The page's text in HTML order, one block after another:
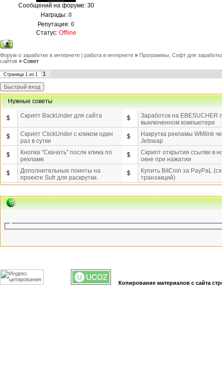
Сообщений на форуме: 30
Награды: 0
Репутация: 0
Статус: Offline
Форум о заработке в интернете | работа в интернете » Программы, Софт для
сайтов » Совет
Страница 1 из 1 1
Нужные советы
$ Скрипт BackUnder для сайта $
Заработок на EBESUCHER
выключенном компьютере
$
Скрипт ClickUnder с кликом один
раз в сутки
$
Накрутка рекламы WMlink
Jetswap
$
Кнопка "Скачать" после клика по
рекламе
$
Скрипт открытия ссылки в
окне при нажатии
$
Дополнительные поинты на
проекте Sufr для раскрутки.
$
Купить BitCoin за PayPaL
транзакций)
Копирование материалов с сайта